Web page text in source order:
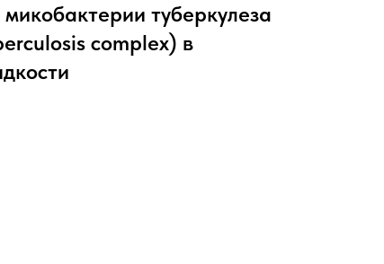
туберкулеза
complex) в